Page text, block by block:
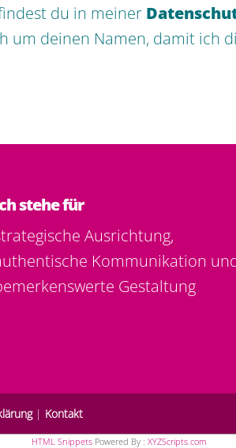
du in meiner
um deinen Namen, damit ich
stehe für
Ausrichtung,
Kommunikation
Gestaltung.
| Kontakt
HTML Snippets Powered By : XYZScripts.com